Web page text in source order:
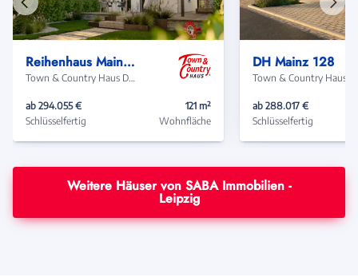
Reihenhaus Mainz 128
Town & Country Haus Deutschland
ab 294.055 €
Schlüsselfertig
121 m²
Wohnfläche
DH Mainz 128
ab 288.017 €
Schlüsselfertig
Vorheriges
Haus
Haus
Weitere Häuser von SABA Immobilien -
Leipzig